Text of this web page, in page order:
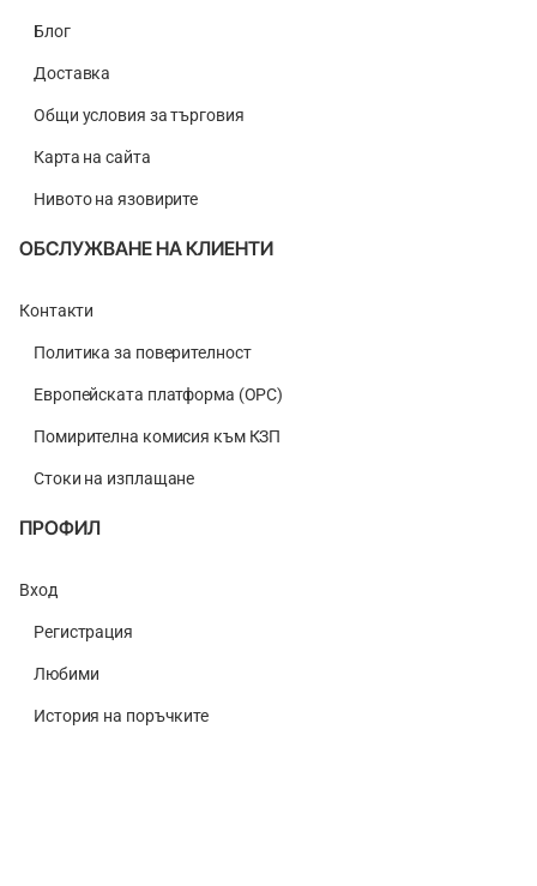
Блог
Доставка
Общи условия за търговия
Карта на сайта
Нивото на язовирите
ОБСЛУЖВАНЕ НА КЛИЕНТИ
Контакти
Политика за поверителност
Европейската платформа (ОРС)
Помирителна комисия към КЗП
Стоки на изплащане
ПРОФИЛ
Вход
Регистрация
Любими
История на поръчките